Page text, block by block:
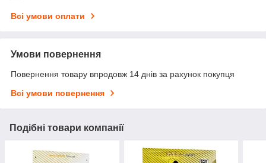
Всі умови оплати
Умови повернення
Повернення товару впродовж 14 днів за рахунок покупця
Всі умови повернення
Подібні товари компанії